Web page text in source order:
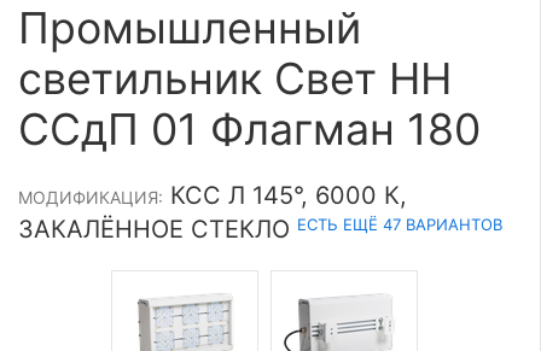
Промышленный
светильник Свет НН
ССдП 01 Флагман 180
МОДИФИКАЦИЯ: КСС Л 145°, 6000 К,
ЗАКАЛЁННОЕ СТЕКЛО ЕСТЬ ЕЩЁ 47 ВАРИАНТОВ